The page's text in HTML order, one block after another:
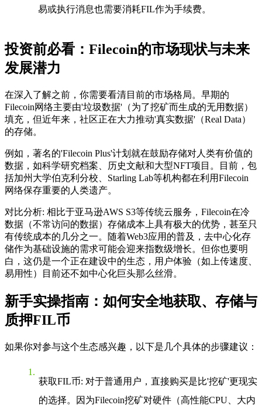
易或执行消息也需要消耗FIL作为手续费。
投资前必看：Filecoin的市场现状与未来
发展潜力
在深入了解之前，你需要看清目前的市场格局。早期的
Filecoin网络主要由'垃圾数据'（为了挖矿而生成的无用数据）
填充，但近年来，社区正在大力推动'真实数据'（Real Data）
的存储。
例如，著名的'Filecoin Plus'计划就在鼓励存储对人类有价值的
数据，如科学研究档案、历史文献和大型NFT项目。目前，包
括加州大学伯克利分校、Starling Lab等机构都在利用Filecoin
网络保存重要的人类遗产。
对比分析: 相比于亚马逊AWS S3等传统云服务，Filecoin在冷
数据（不常访问的数据）存储成本上具有极大的优势，甚至只
有传统成本的几分之一。随着Web3应用的普及，去中心化存
储作为基础设施的需求可能会迎来指数级增长。但你也要明
白，这仍是一个正在建设中的生态，用户体验（如上传速度、
易用性）目前还不如中心化巨头那么丝滑。
新手实操指南：如何安全地获取、存储与
质押FIL币
如果你对参与这个生态感兴趣，以下是几个具体的步骤建议：
获取FIL币: 对于普通用户，直接购买是比'挖矿'更现实
的选择。因为Filecoin挖矿对硬件（高性能CPU、大内